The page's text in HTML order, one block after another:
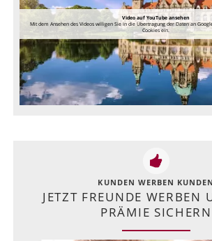
Video auf YouTube ansehen
Mit dem Ansehen des Videos willigen Sie in die Übertragung der Daten an
Cookies ein.
KUNDEN WERBEN KUNDEN
JETZT FREUNDE WERBEN
PRÄMIE SICHERN